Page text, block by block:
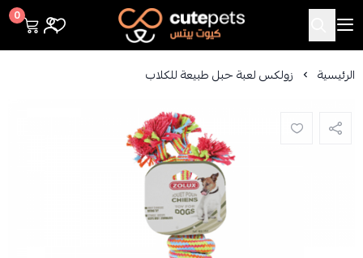
Cutepets
0
الرئيسية زولكس لعبة حبل طبيعة للكلاب